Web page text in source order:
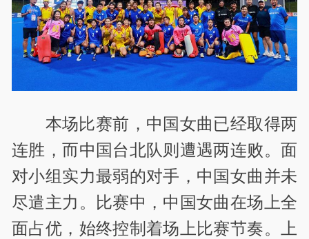
本场比赛前，中国女曲已经取得两
连胜，而中国台北队则遭遇两连败。面
对小组实力最弱的对手，中国女曲并未
尽遣主力。比赛中，中国女曲在场上全
面占优，始终控制着场上比赛节奏。上